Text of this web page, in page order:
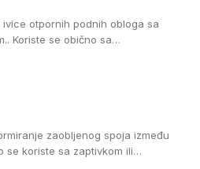
otpornih podnih obloga sa
Koriste se obično sa
zaobljenog spoja između
se koriste sa zaptivkom ili